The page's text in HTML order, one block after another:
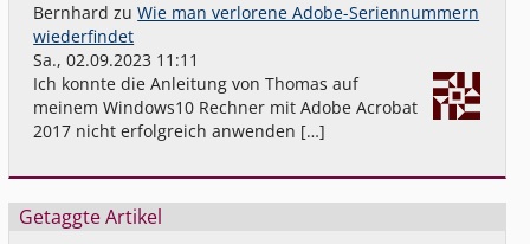
Bernhard zuWie man verlorene Adobe-Seriennummern
wiederfindet
Sa., 02.09.2023 11:11
Ich konnte die Anleitung von Thomas auf
meinem Windows10 Rechner mit Adobe Acrobat
2017 nicht erfolgreich anwenden […]
Getaggte Artikel